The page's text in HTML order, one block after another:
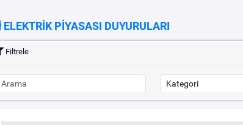
ELEKTRİK PİYASASI DUYURULARI
Filtrele